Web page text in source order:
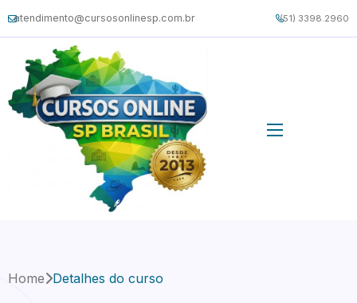
atendimento@cursosonlinesp.com.br (51) 3398.2960
Home Detalhes do curso